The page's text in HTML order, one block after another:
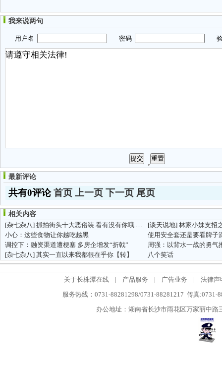
我来说两句
用户名 密码 验
最新评论
共有0评论首页 上一页 下一页 尾页
相关内容
[杂七杂八] 抓拍街头十大恶俗装 看有没有你哦 呵呵 [谈天说地]林家小妹支招
小心：这些食物让你越吃越黑
使用安全套还是要看牌子
调控下：融资渠道遭梗塞 多房企增发“折戟”
[杂七杂八] 其实一直以来我都很在乎你【转】 八个笑话
关于长株潭在线 | 产品服务 | 广告业务 |
法律声
服务热线：0731-88281298/0731-88281217 传真:0731-
办公地址：湖南省长沙市雨花区万家丽中